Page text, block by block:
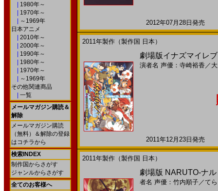
1980年～
1970年～
～1969年
日本アニメ
2010年～
2000年～
1990年～
1980年～
1970年～
～1969年
その他関連商品
一覧
メールマガジン購読＆
解除
メールマガジン購読
（無料）＆解除の登録
はコチラから
検索INDEX
制作国からさがす
ジャンルからさがす
全てのお客様へ
2012年07月28日発売
2011年製作（製作国 日本）
劇場版イナズマイレ
演者名 声優：寺崎裕香 ／
2011年12月23日発売
2011年製作（製作国 日本）
劇場版 NARUTO-ナ
者名 声優：竹内順子／て